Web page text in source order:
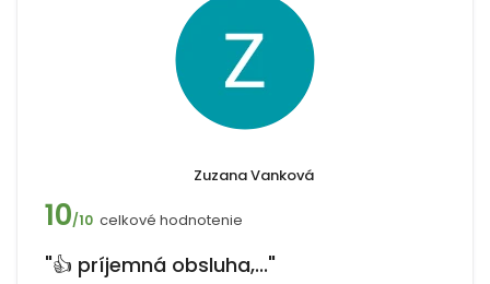
Zuzana Vanková
10/10 celkové hodnotenie
"👍 príjemná obsluha,..."